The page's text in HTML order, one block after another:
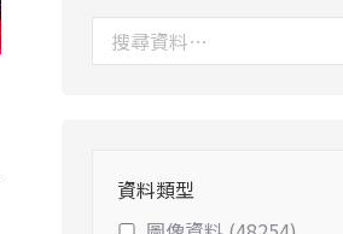
資料類型